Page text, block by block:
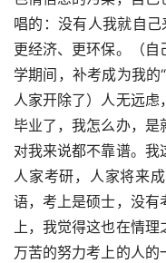
唱的：没有人我就自
更经济、更环保。（自
学期间，补考成为我的
人家开除了）人无远
毕业了，我怎么办，是
对我来说都不靠谱。
人家考研，人家将来
语，考上是硕士，没有
上，我觉得这也在情
万苦的努力考上的人的